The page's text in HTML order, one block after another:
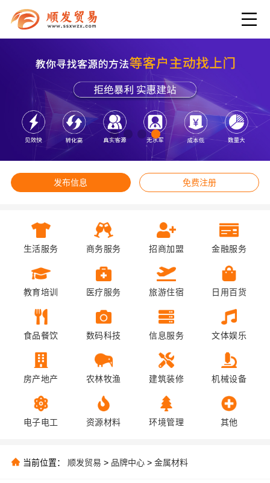
发布信息 免费注册
生活服务 商务服务 招商加盟 金融服务
教育培训 医疗服务 旅游住宿 日用百货
食品餐饮 数码科技 信息服务 文体娱乐
房产地产 农林牧渔 建筑装修 机械设备
电子电工 资源材料 环境管理 其他
当前位置： 顺发贸易 > 品牌中心 > 金属材料